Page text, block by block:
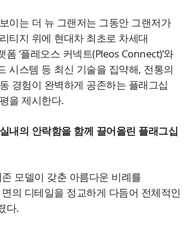
이는 더 뉴 그랜저는 그동안 그랜저가
티지 위에 현대차 최초로 차세대
폼 ‘플레오스 커넥트(Pleos Connect)’와
시스템 등 최신 기술을 집약해, 전통의
경험이 완벽하게 공존하는 플래그십
을 제시한다.
내의 안락함을 함께 끌어올린 플래그십
모델이 갖춘 아름다운 비례를
의 디테일을 정교하게 다듬어 전체적인
다.